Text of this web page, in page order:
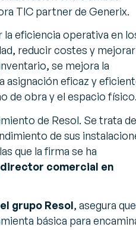
TIC partner de Generix.
eficiencia operativa en
reducir costes y
se mejora la
asignación eficaz y
de obra y el espacio físico.
de Resol. Se trata de
de sus
que la firma se ha
director comercial en
grupo Resol, asegura que
básica para